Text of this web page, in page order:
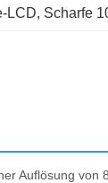
LCD, Scharfe
Auflösung